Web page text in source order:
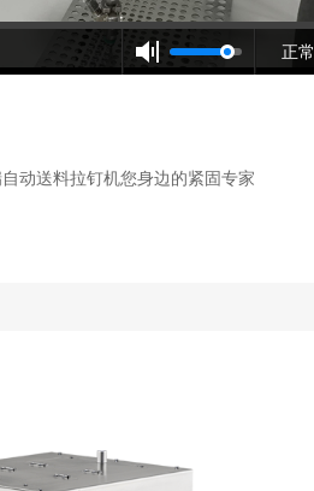
正常
动送料拉钉机您身边的紧固专家